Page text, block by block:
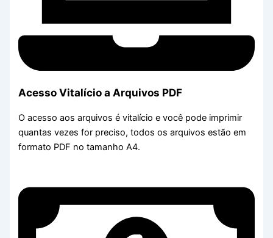
Acesso Vitalício a Arquivos PDF
O acesso aos arquivos é vitalício e você pode imprimir
quantas vezes for preciso, todos os arquivos estão em
formato PDF no tamanho A4.